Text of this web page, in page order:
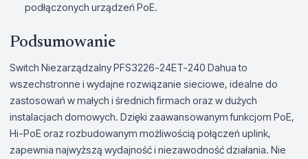
podłączonych urządzeń PoE.
Podsumowanie
Switch Niezarządzalny PFS3226-24ET-240 Dahua to
wszechstronne i wydajne rozwiązanie sieciowe, idealne do
zastosowań w małych i średnich firmach oraz w dużych
instalacjach domowych. Dzięki zaawansowanym funkcjom PoE,
Hi-PoE oraz rozbudowanym możliwością połączeń uplink,
zapewnia najwyższą wydajność i niezawodność działania. Nie